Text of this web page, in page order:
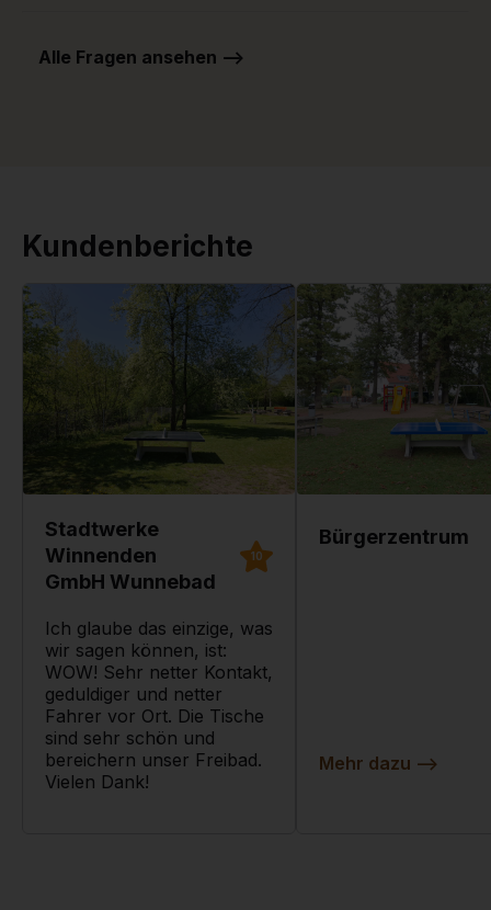
Alle Fragen ansehen -->
Kundenberichte
Stadtwerke
Winnenden
GmbH Wunnebad
10
Ich glaube das einzige, was
wir sagen können, ist:
WOW! Sehr netter Kontakt,
geduldiger und netter
Fahrer vor Ort. Die Tische
sind sehr schön und
bereichern unser Freibad.
Vielen Dank!
Bürgerzentrum
Mehr dazu -->